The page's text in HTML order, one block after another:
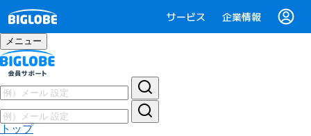
サービス 企業情報
メニュー
トップ